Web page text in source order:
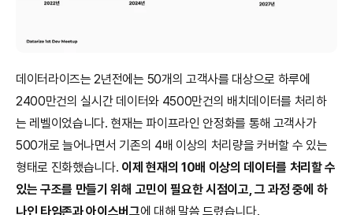
데이터라이즈는 2년전에는 50개의 고객사를 대상으로 하루에
2400만건의 실시간 데이터와 4500만건의 배치데이터를 처리하
는 레벨이었습니다. 현재는 파이프라인 안정화를 통해 고객사가
500개로 늘어나면서 기존의 4배 이상의 처리량을 커버할 수 있는
형태로 진화했습니다. 이제 현재의 10배 이상의 데이터를 처리할 수
있는 구조를 만들기 위해 고민이 필요한 시점이고, 그 과정 중에 하
나인 타임존과 아이스버그에 대해 말씀 드렸습니다.